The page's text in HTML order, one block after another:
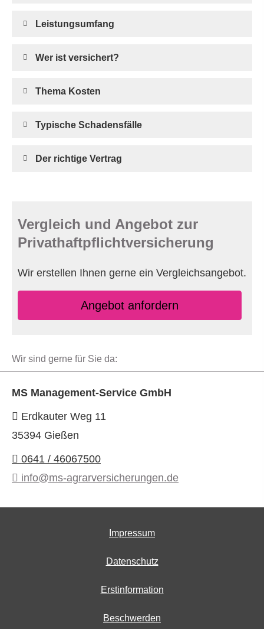
Leistungsumfang
Wer ist versichert?
Thema Kosten
Typische Schadensfälle
Der richtige Vertrag
Vergleich und Angebot zur
Privathaftpflichtversicherung
Wir erstellen Ihnen gerne ein Vergleichsangebot.
An­ge­bot an­for­dern
Wir sind gerne für Sie da:
MS Management-Service GmbH
Erdkauter Weg 11
35394 Gießen
0641 / 46067500
info@ms-agrarversicherungen.de
Impressum
Datenschutz
Erstinformation
Beschwerden